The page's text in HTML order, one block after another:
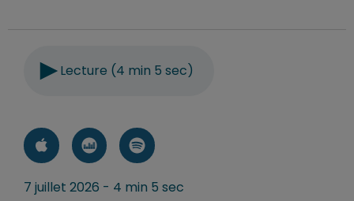
Lecture (4 min 5 sec)
7 juillet 2026 - 4 min 5 sec